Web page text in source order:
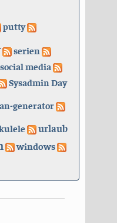
putty
serien
social media
Sysadmin Day
generator
urlaub
windows